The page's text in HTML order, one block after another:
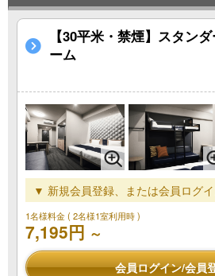
【30平米・禁煙】スタン
ーム
▼ 新規会員登録、または会員ログ
1名様料金( 2名様1室利用時 )
7,195円 ～
会員ログイン/会員